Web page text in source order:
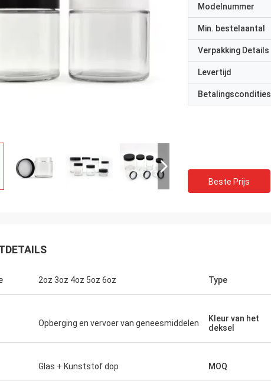
Modelnummer
Min. bestelaantal
Verpakking Details
Levertijd
Betalingscondities
Beste Prijs
2oz 3oz 4oz 5oz 6oz Type
Opberging en vervoer van geneesmiddelen
Kleur van het
deksel
Glas + Kunststof dop MOQ